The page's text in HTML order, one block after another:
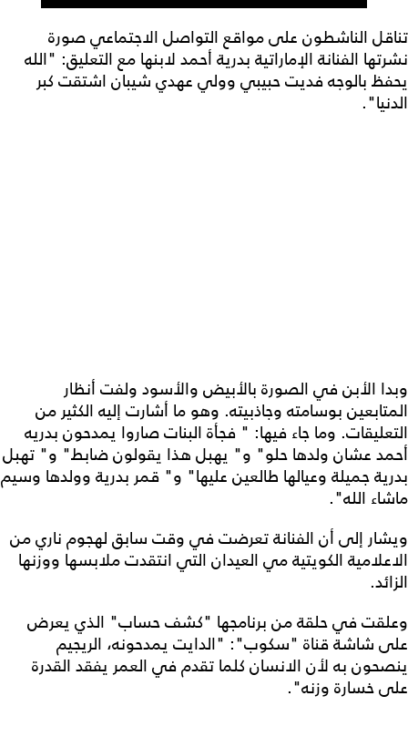
تناقل الناشطون على مواقع التواصل الاجتماعي صورة
نشرتها الفنانة الإماراتية بدرية أحمد لابنها مع التعليق: "الله
يحفظ بالوجه فديت حبيبي وولي عهدي شيبان اشتقت كبر
الدنيا".
وبدا الأبن في الصورة بالأبيض والأسود ولفت أنظار
المتابعين بوسامته وجاذبيته. وهو ما أشارت إليه الكثير من
التعليقات. وما جاء فيها: " فجأة البنات صاروا يمدحون بدريه
أحمد عشان ولدها حلو" و" يهبل هذا يقولون ضابط" و" تهبل
بدرية جميلة وعيالها طالعين عليها" و" قمر بدرية وولدها وسيم
ماشاء الله".
ويشار إلى أن الفنانة تعرضت في وقت سابق لهجوم ناري من
الاعلامية الكويتية مي العيدان التي انتقدت ملابسها ووزنها
الزائد.
وعلقت في حلقة من برنامجها "كشف حساب" الذي يعرض
على شاشة قناة "سكوب": "الدايت يمدحونه، الريجيم
ينصحون به لأن الانسان كلما تقدم في العمر يفقد القدرة
على خسارة وزنه".